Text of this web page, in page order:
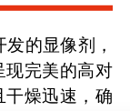
的显像剂，
现完美的高对
干燥迅速，确